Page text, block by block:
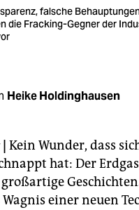
falsche
die Fracking-Gegner der
Heike Holdinghausen
Kein Wunder, dass
hat: Der
einer neuen